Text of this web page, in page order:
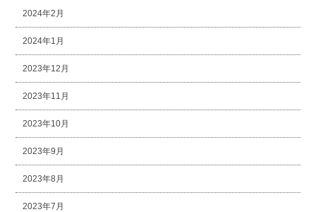
2024年2月
2024年1月
2023年12月
2023年11月
2023年10月
2023年9月
2023年8月
2023年7月